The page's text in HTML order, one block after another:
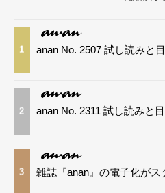
1 anan No. 2507 試し読みと
2 anan No. 2311 試し読みと
3 雑誌『anan』の電子化がス